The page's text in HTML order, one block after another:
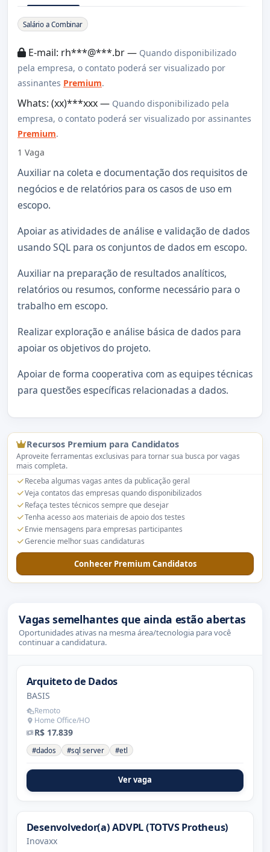
Sobre a Vaga
Salário a Combinar
E-mail: rh***@***.br — Quando disponibilizado
pela empresa, o contato poderá ser visualizado por
assinantes Premium.
Whats: (xx)***xxx — Quando disponibilizado pela
empresa, o contato poderá ser visualizado por assinantes
Premium.
1 Vaga
Auxiliar na coleta e documentação dos requisitos de
negócios e de relatórios para os casos de uso em
escopo.
Apoiar as atividades de análise e validação de dados
usando SQL para os conjuntos de dados em escopo.
Auxiliar na preparação de resultados analíticos,
relatórios ou resumos, conforme necessário para o
trabalho em escopo.
Realizar exploração e análise básica de dados para
apoiar os objetivos do projeto.
Apoiar de forma cooperativa com as equipes técnicas
para questões específicas relacionadas a dados.
Recursos Premium para Candidatos
Aproveite ferramentas exclusivas para tornar sua busca por vagas
mais completa.
Receba algumas vagas antes da publicação geral
Veja contatos das empresas quando disponibilizados
Refaça testes técnicos sempre que desejar
Tenha acesso aos materiais de apoio dos testes
Envie mensagens para empresas participantes
Gerencie melhor suas candidaturas
Conhecer Premium Candidatos
Vagas semelhantes que ainda estão abertas
Oportunidades ativas na mesma área/tecnologia para você
continuar a candidatura.
Arquiteto de Dados
BASIS
Remoto
Home Office/HO
R$ 17.839
#dados #sql server #etl
Ver vaga
Desenvolvedor(a) ADVPL (TOTVS Protheus)
Inovaxx